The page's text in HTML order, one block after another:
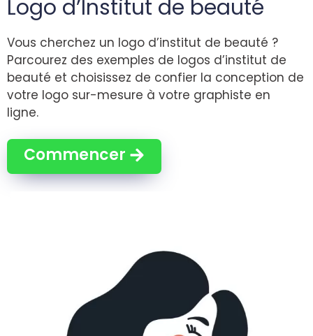
Logo d’Institut de beauté
Vous cherchez un logo d’institut de beauté ?
Parcourez des exemples de logos d’institut de
beauté et choisissez de confier la conception de
votre logo sur-mesure à votre graphiste en
ligne.
Commencer